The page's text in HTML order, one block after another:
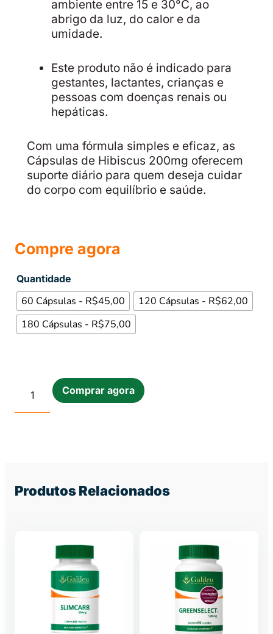
ambiente entre 15 e 30°C, ao
abrigo da luz, do calor e da
umidade.
Este produto não é indicado para
gestantes, lactantes, crianças e
pessoas com doenças renais ou
hepáticas.
Com uma fórmula simples e eficaz, as
Cápsulas de Hibiscus 200mg oferecem
suporte diário para quem deseja cuidar
do corpo com equilíbrio e saúde.
Compre agora
Quantidade
60 Cápsulas - R$45,00
120 Cápsulas - R$62,00
180 Cápsulas - R$75,00
Comprar agora
Produtos Relacionados